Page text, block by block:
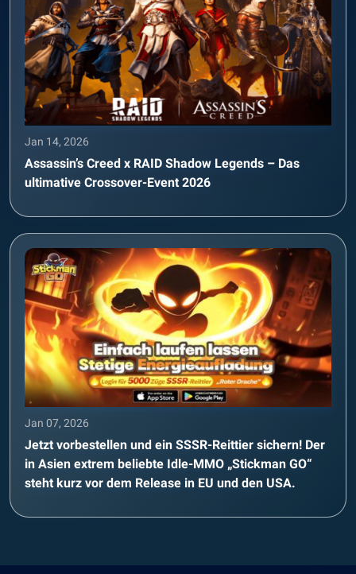
Jan 14, 2026
Assassin’s Creed x RAID Shadow Legends – Das
ultimative Crossover-Event 2026
Jan 07, 2026
Jetzt vorbestellen und ein SSSR-Reittier sichern! Der
in Asien extrem beliebte Idle-MMO „Stickman GO“
steht kurz vor dem Release in EU und den USA.